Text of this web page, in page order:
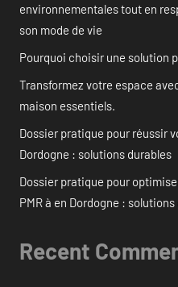
environnementales tout en
son mode de vie
Pourquoi choisir une solution
Transformez votre espace
maison essentiels.
Dossier pratique pour réussir
Dordogne : solutions durables
Dossier pratique pour
PMR à en Dordogne :
Recent